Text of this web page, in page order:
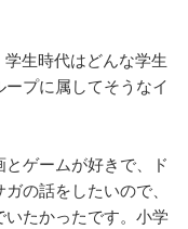
生時代はどんな学生
プに属してそうなイ
ゲームが好きで、ド
の話をしたいので、
たかったです。小学